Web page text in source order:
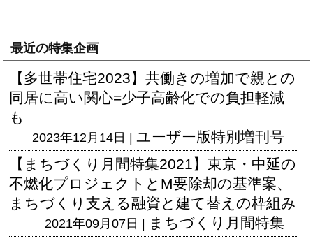
最近の特集企画
【多世帯住宅2023】共働きの増加で親との
同居に高い関心=少子高齢化での負担軽減
も
2023年12月14日 | ユーザー版特別増刊号
【まちづくり月間特集2021】東京・中延の
不燃化プロジェクトとM要除却の基準案、
まちづくり支える融資と建て替えの枠組み
2021年09月07日 |
まちづくり月間特集